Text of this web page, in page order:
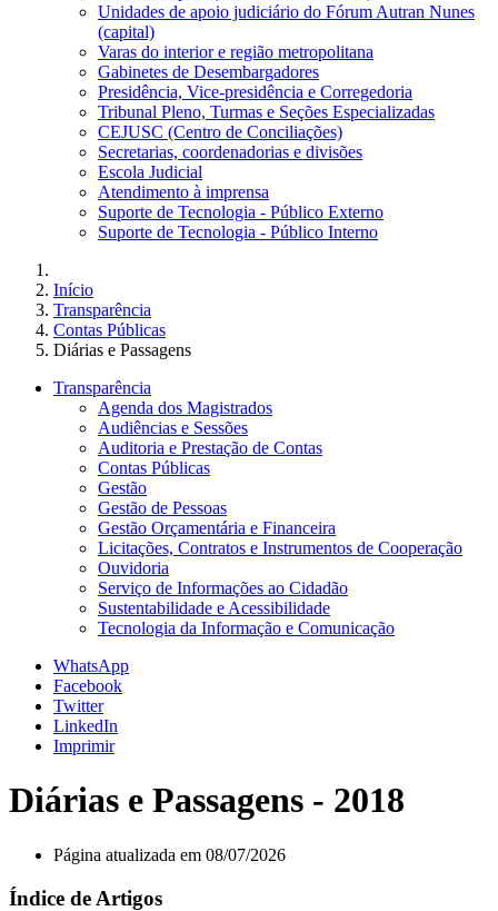
Unidades de apoio judiciário do Fórum Autran Nunes
(capital)
Varas do interior e região metropolitana
Gabinetes de Desembargadores
Presidência, Vice-presidência e Corregedoria
Tribunal Pleno, Turmas e Seções Especializadas
CEJUSC (Centro de Conciliações)
Secretarias, coordenadorias e divisões
Escola Judicial
Atendimento à imprensa
Suporte de Tecnologia - Público Externo
Suporte de Tecnologia - Público Interno
Início
Transparência
Contas Públicas
Diárias e Passagens
Transparência
Agenda dos Magistrados
Audiências e Sessões
Auditoria e Prestação de Contas
Contas Públicas
Gestão
Gestão de Pessoas
Gestão Orçamentária e Financeira
Licitações, Contratos e Instrumentos de Cooperação
Ouvidoria
Serviço de Informações ao Cidadão
Sustentabilidade e Acessibilidade
Tecnologia da Informação e Comunicação
WhatsApp
Facebook
Twitter
LinkedIn
Imprimir
Diárias e Passagens - 2018
Página atualizada em 08/07/2026
Índice de Artigos